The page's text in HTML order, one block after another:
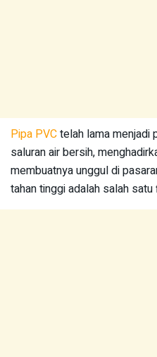
Pipa PVCtelah lama menjadi
saluran air bersih,
membuatnya unggul di
tahan tinggi adalah salah